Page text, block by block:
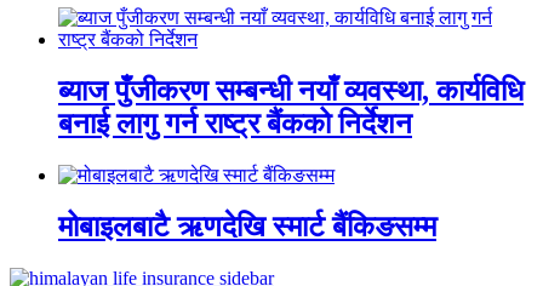
ब्याज पुँजीकरण सम्बन्धी नयाँ व्यवस्था, कार्यविधि
बनाई लागु गर्न राष्ट्र बैंकको निर्देशन
मोबाइलबाटै ऋणदेखि स्मार्ट बैंकिङसम्म